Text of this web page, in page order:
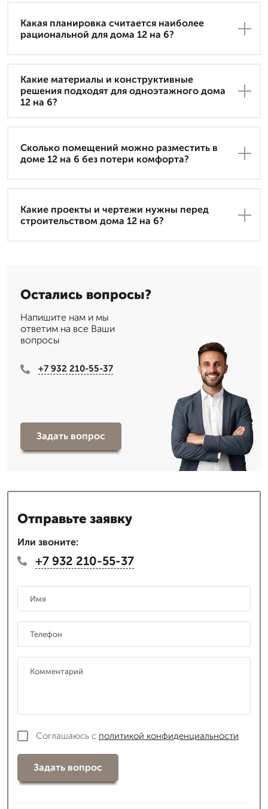
Какая планировка считается наиболее
рациональной для дома 12 на 6?
Какие материалы и конструктивные
решения подходят для одноэтажного дома
12 на 6?
Сколько помещений можно разместить в
доме 12 на 6 без потери комфорта?
Какие проекты и чертежи нужны перед
строительством дома 12 на 6?
Остались вопросы?
Напишите нам и мы
ответим на все Ваши
вопросы
+7 932 210-55-37
Задать вопрос
Отправьте заявку
Или звоните:
+7 932 210-55-37
Соглашаюсь с политикой конфиденциальности
Задать вопрос